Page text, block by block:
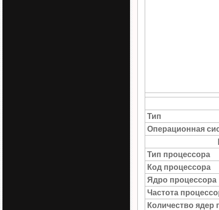
Тип
Операционная
Тип процессора
Код процессора
Ядро процессора
Частота
Количество ядер